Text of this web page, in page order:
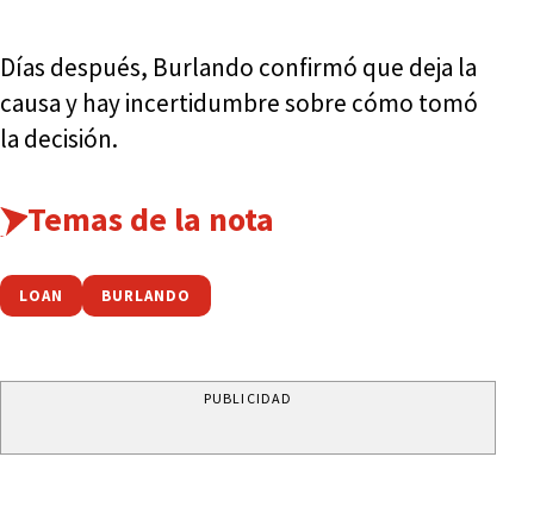
Días después, Burlando confirmó que deja la
causa y hay incertidumbre sobre cómo tomó
la decisión.
Temas de la nota
LOAN BURLANDO
PUBLICIDAD